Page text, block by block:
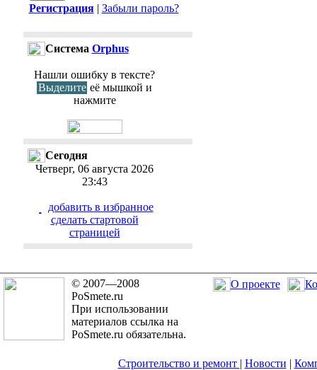
Регистрация| Забыли пароль?
Cистема Orphus
Нашли ошибку в тексте?
Выделите её мышкой и
нажмите
Сегодня
Четверг, 06 августа 2026
23:43
добавить в избранное
cделать стартовой
страницей
© 2007—2008
PoSmete.ru
При использовании
материалов ссылка на
PoSmete.ru обязательна.
О проекте
Строительство и ремонт | Новости |